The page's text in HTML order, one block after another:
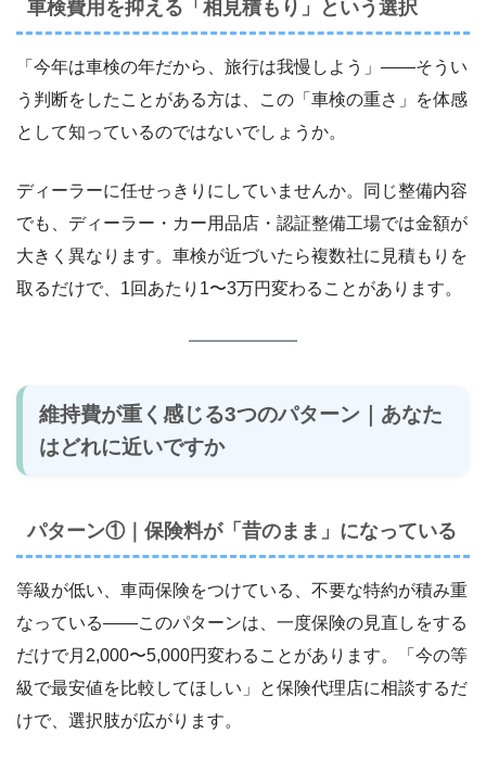
車検費用を抑える「相見積もり」という選択
「今年は車検の年だから、旅行は我慢しよう」――そうい
う判断をしたことがある方は、この「車検の重さ」を体感
として知っているのではないでしょうか。
ディーラーに任せっきりにしていませんか。同じ整備内容
でも、ディーラー・カー用品店・認証整備工場では金額が
大きく異なります。車検が近づいたら複数社に見積もりを
取るだけで、1回あたり1〜3万円変わることがあります。
維持費が重く感じる3つのパターン｜あなた
はどれに近いですか
パターン①｜保険料が「昔のまま」になっている
等級が低い、車両保険をつけている、不要な特約が積み重
なっている――このパターンは、一度保険の見直しをする
だけで月2,000〜5,000円変わることがあります。「今の等
級で最安値を比較してほしい」と保険代理店に相談するだ
けで、選択肢が広がります。